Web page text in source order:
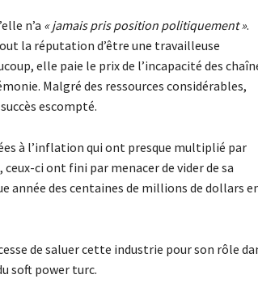
n’a « jamais pris position politiquement ».
la réputation d’être une travailleuse
elle paie le prix de l’incapacité des
Malgré des ressources considérables,
escompté.
à l’inflation qui ont presque multiplié par
ci ont fini par menacer de vider de sa
année des centaines de millions de dollars
de saluer cette industrie pour son rôle
soft power turc.